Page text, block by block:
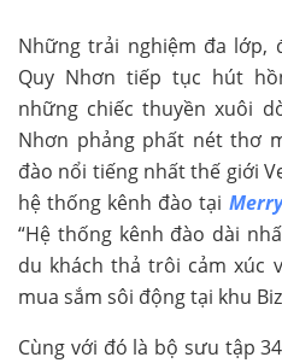
Những trải nghiệm đa lớp,
Quy Nhơn tiếp tục hút
những chiếc thuyền xuôi
Nhơn phảng phất nét thơ
đào nổi tiếng nhất thế giới
hệ thống kênh đào tại
“Hệ thống kênh đào dài
du khách thả trôi cảm xúc
mua sắm sôi động tại khu
Cùng với đó là bộ sưu tập